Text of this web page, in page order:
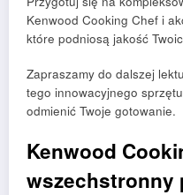
Kenwood Cooking Chef i
które podniosą jakość
Zapraszamy do dalszej
tego innowacyjnego
odmienić Twoje gotowanie.
Kenwood
wszechstronny